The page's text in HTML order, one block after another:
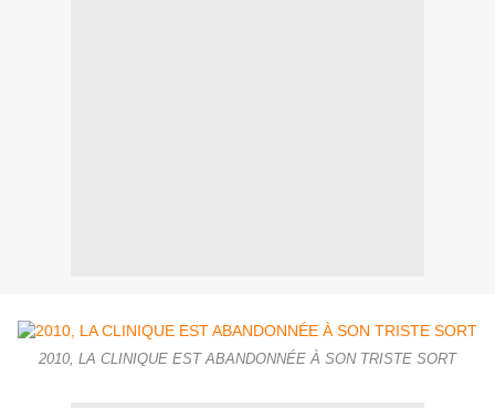
2010, LA CLINIQUE EST ABANDONNÉE À SON TRISTE SORT